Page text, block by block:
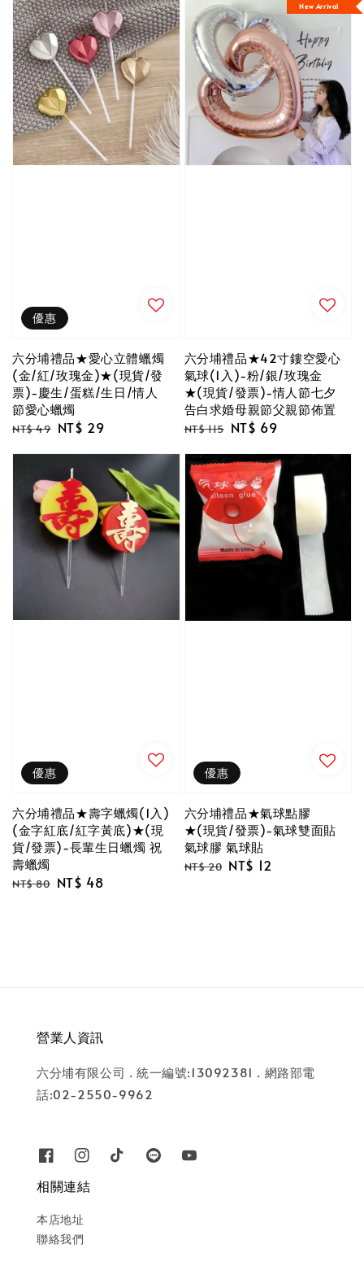
優惠
六分埔禮品★愛心立體蠟燭
(金/紅/玫瑰金)★(現貨/發
票)-慶生/蛋糕/生日/情人
節愛心蠟燭
Regular
NT$ 49 Sale
NT$ 29
New Arrival
六分埔禮品★42寸鏤空愛心
氣球(1入)-粉/銀/玫瑰金
★(現貨/發票)-情人節七夕
告白求婚母親節父親節佈置
Regular
NT$ 115 Sale
NT$ 69
優惠
六分埔禮品★壽字蠟燭(1入)
(金字紅底/紅字黃底)★(現
貨/發票)-長輩生日蠟燭 祝
壽蠟燭
Regular
NT$ 80 Sale
NT$ 48
優惠
六分埔禮品★氣球點膠
★(現貨/發票)-氣球雙面貼
氣球膠 氣球貼
Regular
NT$ 20 Sale
NT$ 12
營業人資訊
六分埔有限公司 . 統一編號:13092381 . 網路部電
話:02-2550-9962
相關連結
本店地址
聯絡我們